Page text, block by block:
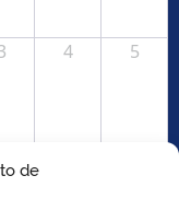
de
4 5